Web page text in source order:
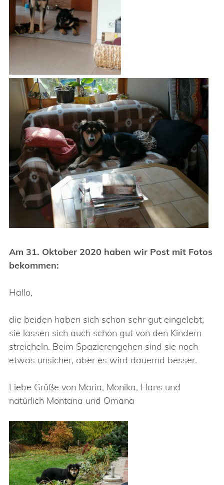
Am 31. Oktober 2020 haben wir Post mit Fotos
bekommen:
Hallo,
die beiden haben sich schon sehr gut eingelebt,
sie lassen sich auch schon gut von den Kindern
streicheln. Beim Spazierengehen sind sie noch
etwas unsicher, aber es wird dauernd besser.
Liebe Grüße von Maria, Monika, Hans und
natürlich Montana und Omana